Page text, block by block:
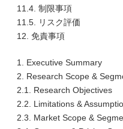
11.4. 制限事項
11.5. リスク評価
12. 免責事項
1. Executive Summary
2. Research Scope &
2.1. Research Objectives
2.2. Limitations &
2.3. Market Scope &